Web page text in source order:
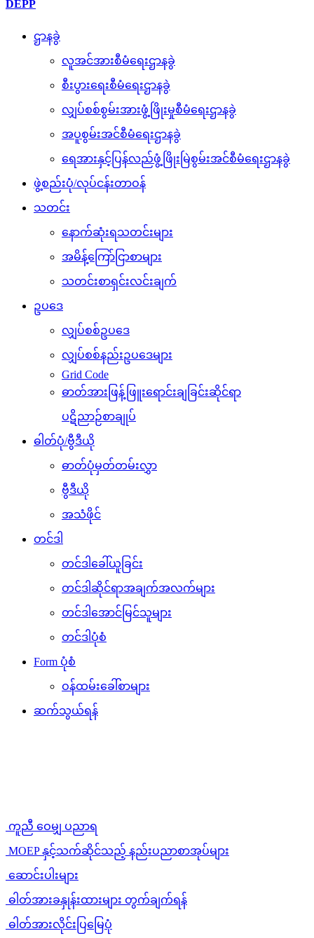
DEPP
ဌာနခွဲ
လူအင်အားစီမံရေးဌာနခွဲ
စီးပွားရေးစီမံရေးဌာနခွဲ
လျှပ်စစ်စွမ်းအားဖွံ့ဖြိုးမှုစီမံရေးဌာနခွဲ
အပူစွမ်းအင်စီမံရေးဌာနခွဲ
ရေအားနှင့်ပြန်လည်ဖွံ့ဖြိုးမြဲစွမ်းအင်စီမံရေးဌာနခွဲ
ဖွဲ့စည်းပုံ/လုပ်ငန်းတာဝန်
သတင်း
နောက်ဆုံးရသတင်းများ
အမိန့်ကြော်ငြာစာများ
သတင်းစာရှင်းလင်းချက်
ဥပဒေ
လျှပ်စစ်ဥပဒေ
လျှပ်စစ်နည်းဥပဒေများ
Grid Code
ဓာတ်အားဖြန့်ဖြူးရောင်းချခြင်းဆိုင်ရာ
ပဋိညာဉ်စာချုပ်
ဓါတ်ပုံ/ဗွီဒီယို
ဓာတ်ပုံမှတ်တမ်းလွှာ
ဗွီဒီယို
အသံဖိုင်
တင်ဒါ
တင်ဒါခေါ်ယူခြင်း
တင်ဒါဆိုင်ရာအချက်အလက်များ
တင်ဒါအောင်မြင်သူများ
တင်ဒါပုံစံ
Form ပုံစံ
ဝန်ထမ်းခေါ်စာများ
ဆက်သွယ်ရန်
ကူညီ ဝေမျှ ပညာရ
MOEP နှင့်သက်ဆိုင်သည့် နည်းပညာစာအုပ်များ
ဆောင်းပါးများ
ဓါတ်အားခနှုန်းထားများ တွက်ချက်ရန်
ဓါတ်အားလိုင်းပြမြေပုံ